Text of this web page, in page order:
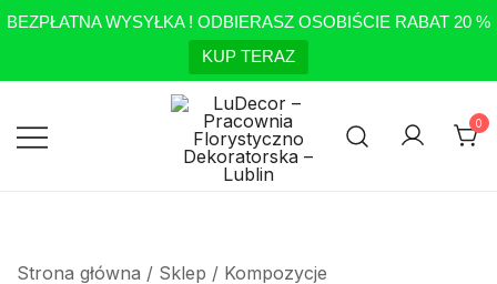
BEZPŁATNA WYSYŁKA ! ODBIERASZ OSOBIŚCIE RABAT 20 %
KUP TERAZ
do
treści
Lublin
0
Strona główna / Sklep / Kompozycje